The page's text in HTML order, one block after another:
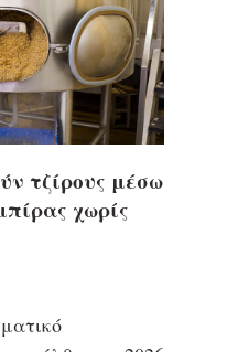
τζίρους μέσω
χωρίς